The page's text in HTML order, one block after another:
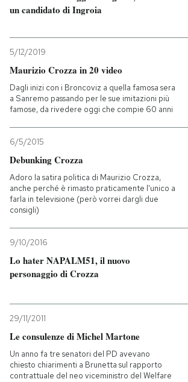
un candidato di Ingroia
5/12/2019
Maurizio Crozza in 20 video
Dagli inizi con i Broncoviz a quella famosa sera
a Sanremo passando per le sue imitazioni più
famose, da rivedere oggi che compie 60 anni
6/5/2015
Debunking Crozza
Adoro la satira politica di Maurizio Crozza,
anche perché è rimasto praticamente l'unico a
farla in televisione (però vorrei dargli due
consigli)
9/10/2016
Lo hater NAPALM51, il nuovo
personaggio di Crozza
29/11/2011
Le consulenze di Michel Martone
Un anno fa tre senatori del PD avevano
chiesto chiarimenti a Brunetta sul rapporto
contrattuale del neo viceministro del Welfare